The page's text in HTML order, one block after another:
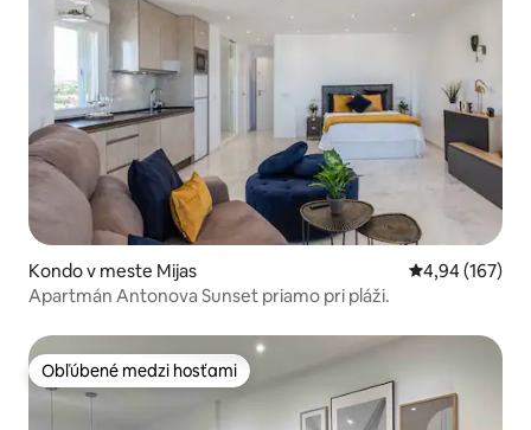
Kondo v meste Mijas Priemerné
4,94 (167)
Apartmán Antonova Sunset priamo pri pláži.
Obľúbené medzi hosťami
Obľúbené medzi hosťami